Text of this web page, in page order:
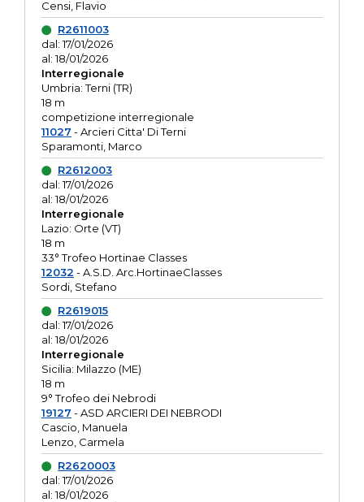
Censi, Flavio
R2611003
dal: 17/01/2026
al: 18/01/2026
Interregionale
Umbria: Terni (TR)
18 m
competizione interregionale
11027 - Arcieri Citta' Di Terni
Sparamonti, Marco
R2612003
dal: 17/01/2026
al: 18/01/2026
Interregionale
Lazio: Orte (VT)
18 m
33° Trofeo Hortinae Classes
12032 - A.S.D. Arc.HortinaeClasses
Sordi, Stefano
R2619015
dal: 17/01/2026
al: 18/01/2026
Interregionale
Sicilia: Milazzo (ME)
18 m
9° Trofeo dei Nebrodi
19127 - ASD ARCIERI DEI NEBRODI
Cascio, Manuela
Lenzo, Carmela
R2620003
dal: 17/01/2026
al: 18/01/2026